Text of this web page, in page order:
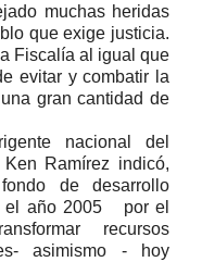
muchas heridas
que exige justicia.
Fiscalía al igual que
evitar y combatir la
gran cantidad de
nacional del
Ramírez indicó,
de desarrollo
el año 2005 por el
recursos
asimismo - hoy